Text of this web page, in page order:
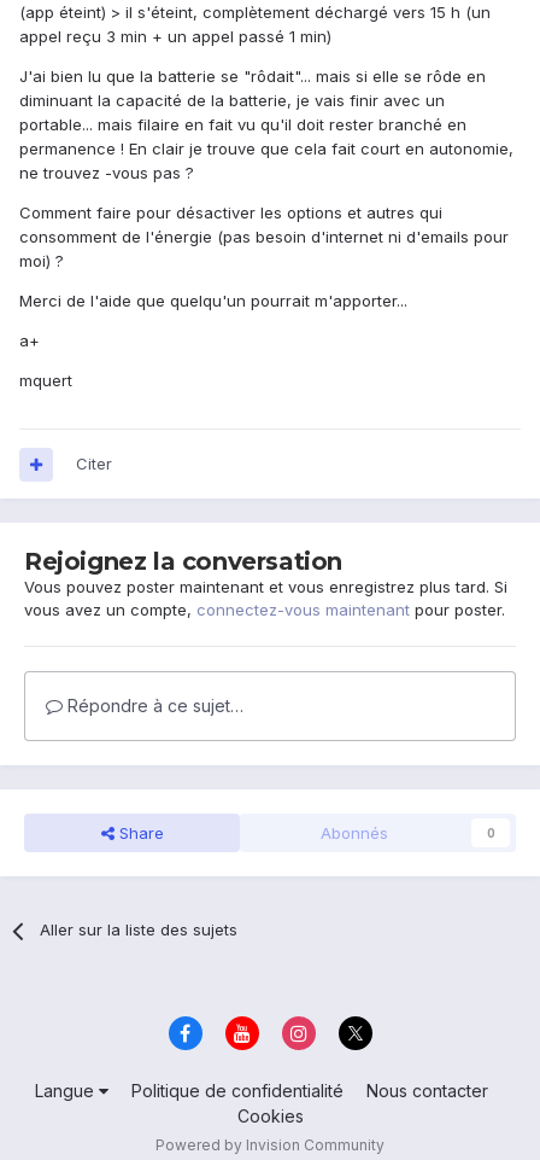
(app éteint) > il s'éteint, complètement déchargé vers 15 h (un
appel reçu 3 min + un appel passé 1 min)
J'ai bien lu que la batterie se "rôdait"... mais si elle se rôde en
diminuant la capacité de la batterie, je vais finir avec un
portable... mais filaire en fait vu qu'il doit rester branché en
permanence ! En clair je trouve que cela fait court en autonomie,
ne trouvez -vous pas ?
Comment faire pour désactiver les options et autres qui
consomment de l'énergie (pas besoin d'internet ni d'emails pour
moi) ?
Merci de l'aide que quelqu'un pourrait m'apporter...
a+
mquert
Citer
Rejoignez la conversation
Vous pouvez poster maintenant et vous enregistrez plus tard. Si
vous avez un compte, connectez-vous maintenant pour poster.
Répondre à ce sujet…
Share Abonnés 0
Aller sur la liste des sujets
Langue Politique de confidentialité
Nous contacter
Cookies
Powered by Invision Community